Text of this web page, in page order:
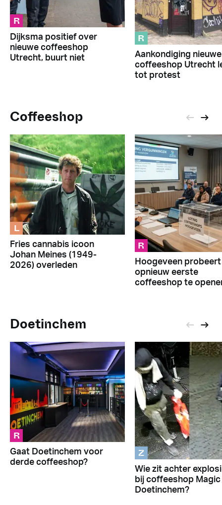
R
Dijksma positief over
nieuwe coffeeshop
Utrecht, buurt niet
R
Aankondiging nieuwe
coffeeshop Utrecht
tot protest
Coffeeshop
L
Fries cannabis icoon
Johan Meines (1949-
2026) overleden
R
Hoogeveen probeert
opnieuw eerste
coffeeshop te
Doetinchem
R
Gaat Doetinchem voor
derde coffeeshop?
Z
Wie zit achter
bij coffeeshop Magic
Doetinchem?